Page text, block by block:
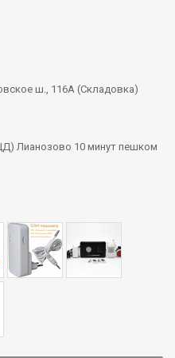
ш., 116А (Складовка)
Лианозово 10 минут пешком